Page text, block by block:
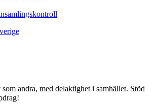
andra, med delaktighet i samhället. Stöd